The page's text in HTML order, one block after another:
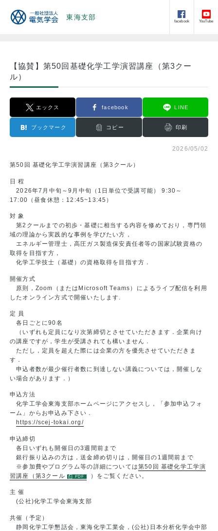
東海支部
facebook YouTube
【協賛】第50回基礎化学工学演習講座（第3クー
ル）
エックス facebook LINE
ブックマーク コピー 印刷
2026/05/02
第50回 基礎化学工学演習講座（第3クール）
日 程
2026年7月中旬～9月中旬（1日単位で受講可能） 9:30～
17:00（昼食休憩：12:45~13:45）
対 象
第2クールまでの初歩・基礎に相当する内容を修めており，専門領
域の理論から実践的な事例を学びたい方，
エネルギー管理士，高圧ガス製造保安責任者等の国家試験資格の
取得を目指す方，
化学工学技士（基礎）の資格取得を目指す方．
開催方式
原則，Zoom（またはMicrosoft Teams）によるライブ配信を利用
したオンライン方式で開催いたします.
定 員
各日ごとに90名
（いずれも定員になり次第締切とさせていただきます．企業向け
の講座ですが，学生が受講されても構いません．
ただし，定員を超えた際には企業の方を優先させていただきま
す．
申込者数が最少催行者数に到達しない講義については，開催しな
い場合があります．）
申込方法
化学工学会東海支部ホームページにアクセスし，「参加申込フォ
ーム」からお申込み下さい．
https://scej-tokai.org/
申込締切
各日いずれも開催日の3週間前まで
銀行振り込みの方は，送金締め切りは，開催日の1週間前まで
※参加費やプログラム等の詳細については第50回 基礎化学工学演
習講座（第3クール
）をご覧ください。
主 催
(公社)化学工学会東海支部
共催（予定）
静岡化学工学懇話会，東海化学工業会，(公社)日本分析化学会中部